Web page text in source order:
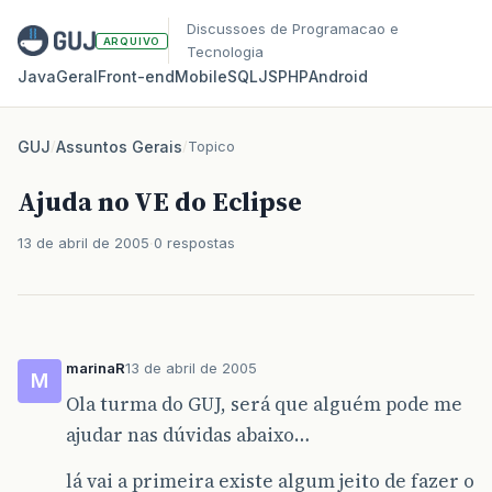
ARQUIVO
Discussoes de Programacao e
Tecnologia
JavaGeralFront‑endMobileSQLJSPHPAndroid
GUJ/Assuntos Gerais/Topico
Ajuda no VE do Eclipse
13 de abril de 2005 0 respostas
M
marinaR13 de abril de 2005
Ola turma do GUJ, será que alguém pode me
ajudar nas dúvidas abaixo…
lá vai a primeira existe algum jeito de fazer o